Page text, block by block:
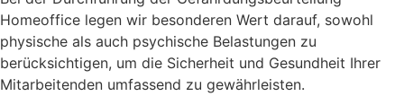
Homeoffice legen wir besonderen Wert darauf, sowohl
physische als auch psychische Belastungen zu
berücksichtigen, um die Sicherheit und Gesundheit Ihrer
Mitarbeitenden umfassend zu gewährleisten.